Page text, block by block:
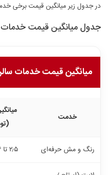
در جدول زیر میانگین قیمت برخی
جدول میانگین قیمت خدمات
میانگین قیمت خدمات
خدمت
رنگ و مش حرفه‌ای ۲٫۵ تا ۴ میلیون